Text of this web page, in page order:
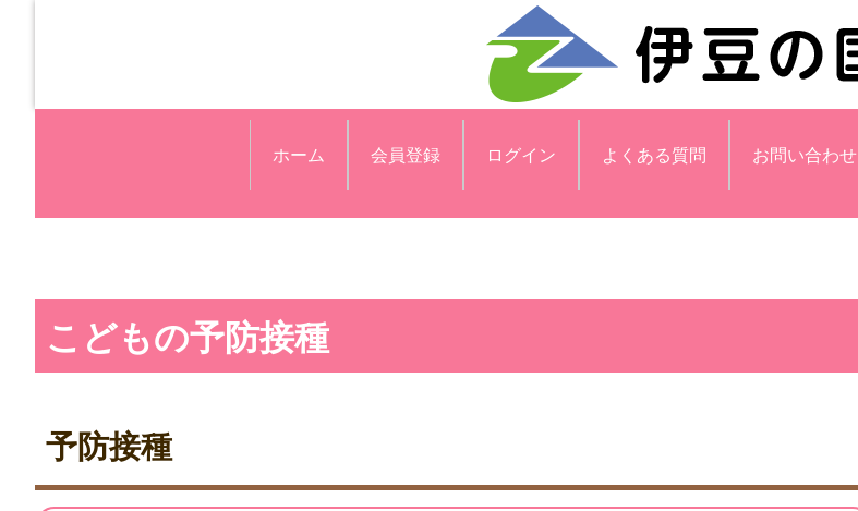
ホーム 会員登録 ログイン よくある質問 お問い合わせ
こどもの予防接種
予防接種